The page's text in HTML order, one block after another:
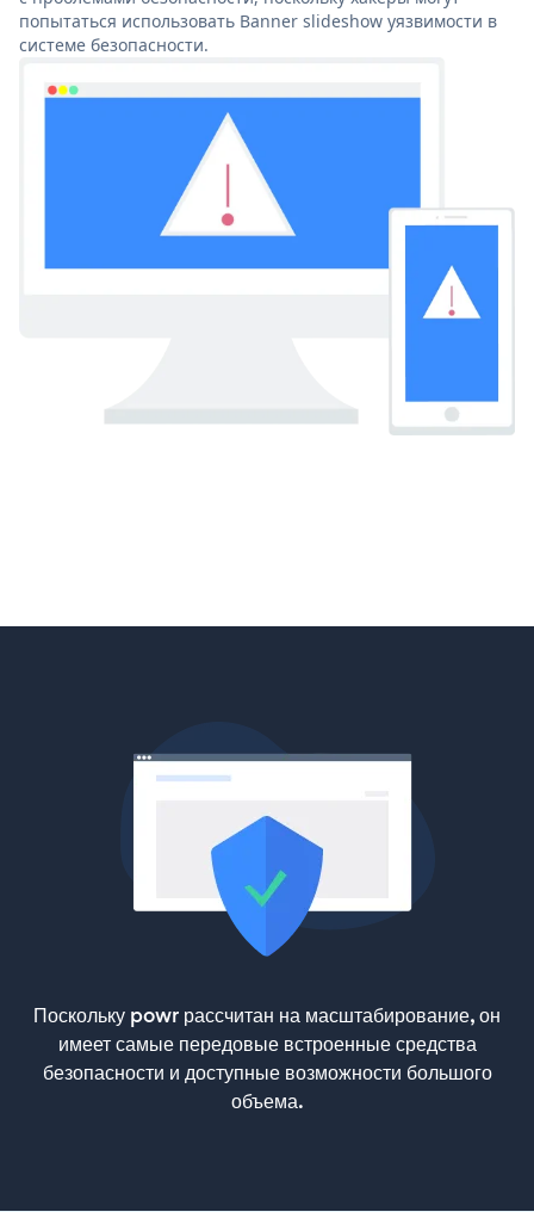
попытаться использовать Banner slideshow уязвимости в
системе безопасности.
Поскольку powr рассчитан на масштабирование, он
имеет самые передовые встроенные средства
безопасности и доступные возможности большого
объема.